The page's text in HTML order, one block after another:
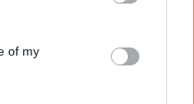
and its third-party tags to
purposes in below Google
of my